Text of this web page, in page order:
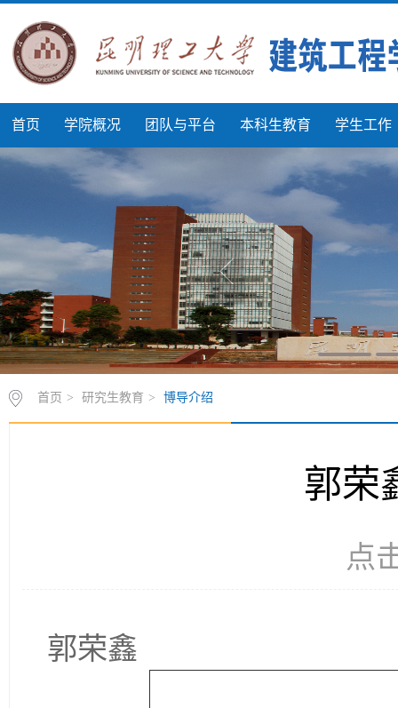
首页 学院概况 团队与平台 本科生教育 学生工作
首页 > 研究生教育 > 博导介绍
郭荣
点
郭荣鑫